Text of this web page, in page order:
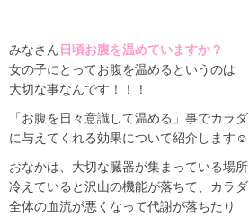
みなさん 日頃お腹を温めていますか？
女の子にとってお腹を温めるというのは
大切な事なんです！！！
「お腹を日々意識して温める」事でカラダ
に与えてくれる効果について紹介します ☺️
おなかは、大切な臓器が集まっている場所
冷えていると沢山の機能が落ちて、カラダ
全体の血流が悪くなって代謝が落ちたり